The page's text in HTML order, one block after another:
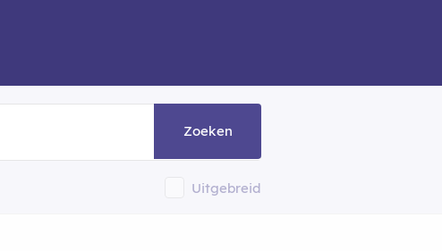
Zoeken
Uitgebreid